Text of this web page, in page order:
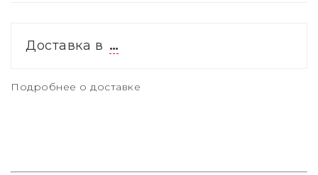
Доставка в …
Подробнее о доставке